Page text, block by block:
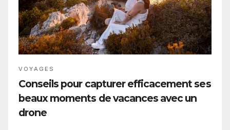
VOYAGES
Conseils pour capturer efficacement ses
beaux moments de vacances avec un
drone